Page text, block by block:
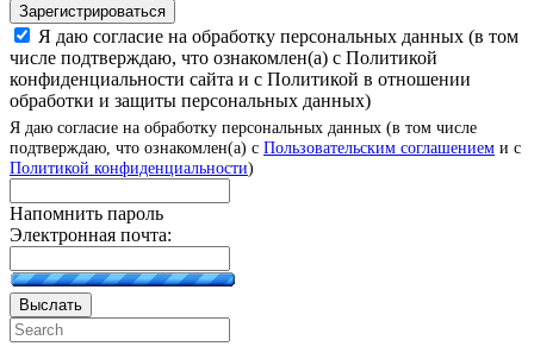
Зарегистрироваться
Я даю согласие на обработку персональных данных (в том
числе подтверждаю, что ознакомлен(а) с Политикой
конфиденциальности сайта и с Политикой в отношении
обработки и защиты персональных данных)
Я даю согласие на обработку персональных данных (в том числе
подтверждаю, что ознакомлен(а) с Пользовательским соглашением и с
Политикой конфиденциальности)
Напомнить пароль
Электронная почта:
Выслать